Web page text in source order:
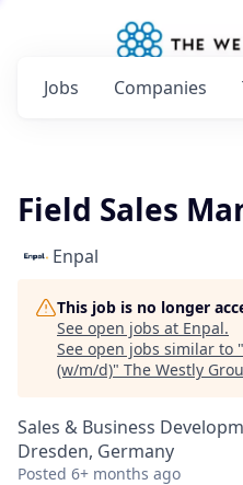
Jobs Companies
Field Sales
Enpal
This job is no longer
See open jobs at Enpal.
See open jobs similar to "
(w/m/d)" The Westly
Sales & Business
Dresden, Germany
Posted 6+ months ago